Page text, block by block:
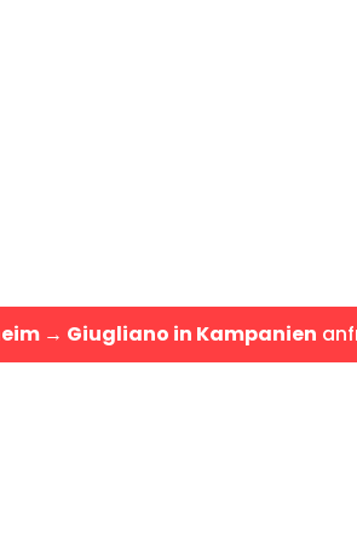
→ Giugliano in Kampanien